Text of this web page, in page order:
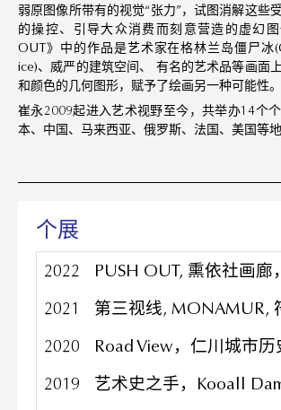
弱原图像所带有的视觉“张力”，试图消解这些
的操控、引导大众消费而刻意营造的虚幻
OUT》中的作品是艺术家在格林兰岛僵尸冰
ice)、威严的建筑空间、 有名的艺术品等画面
和颜色的几何图形，赋予了绘画另一种可能性。
崔永2009起进入艺术视野至今，共举办14个
本、中国、马来西亚、俄罗斯、法国、美国等地
个展
2022
PUSH OUT, 熏依社画廊
2021
第三视线, MONAMUR,
2020
Road View，仁川城市历
2019
艺术史之手，Kooall